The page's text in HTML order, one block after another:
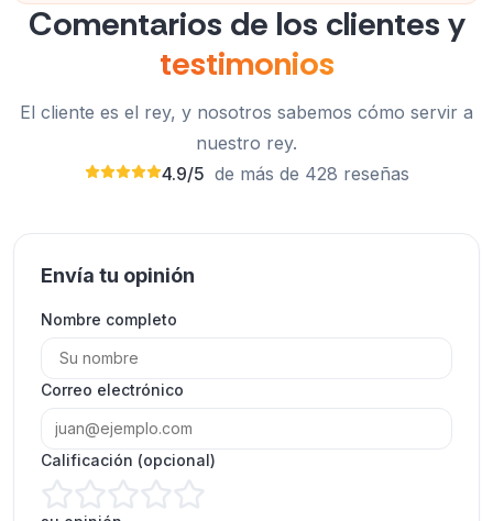
Comentarios de los clientes y
testimonios
El cliente es el rey, y nosotros sabemos cómo servir a
nuestro rey.
4.9/5 de más de 428 reseñas
Envía tu opinión
Nombre completo
Correo electrónico
Calificación (opcional)
¡ExpressFollowers me brindó un servicio
aumentaron de forma rápida y segura. ¡Lo
recomiendo ampliamente!
OM Olivia Martinez
Cliente verificado